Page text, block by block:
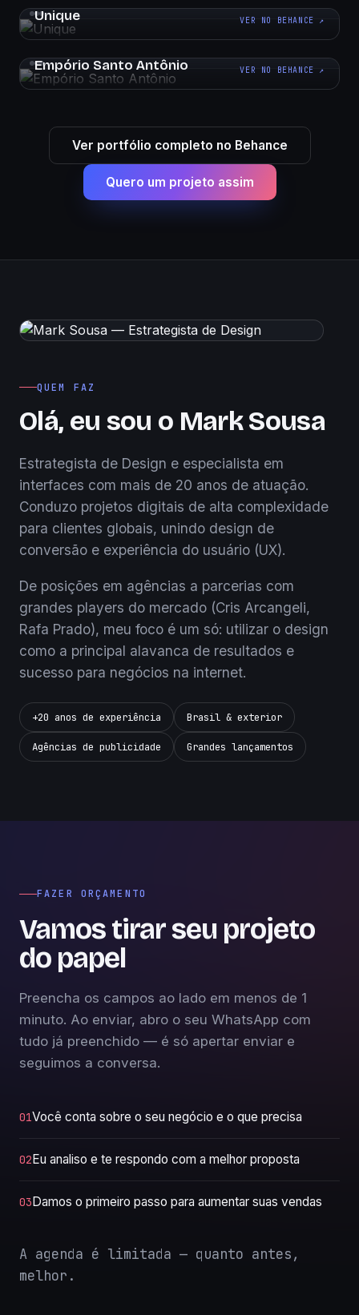
Unique VER NO BEHANCE ↗
Empório Santo Antônio VER NO BEHANCE ↗
Ver portfólio completo no Behance
Quero um projeto assim
QUEM FAZ
Olá, eu sou o Mark Sousa
Estrategista de Design e especialista em
interfaces com mais de 20 anos de atuação.
Conduzo projetos digitais de alta complexidade
para clientes globais, unindo design de
conversão e experiência do usuário (UX).
De posições em agências a parcerias com
grandes players do mercado (Cris Arcangeli,
Rafa Prado), meu foco é um só: utilizar o design
como a principal alavanca de resultados e
sucesso para negócios na internet.
+20 anos de experiência Brasil & exterior
Agências de publicidade Grandes lançamentos
FAZER ORÇAMENTO
Vamos tirar seu projeto
do papel
Preencha os campos ao lado em menos de 1
minuto. Ao enviar, abro o seu WhatsApp com
tudo já preenchido — é só apertar enviar e
seguimos a conversa.
01Você conta sobre o seu negócio e o que precisa
02Eu analiso e te respondo com a melhor proposta
03Damos o primeiro passo para aumentar suas vendas
A agenda é limitada — quanto antes,
melhor.